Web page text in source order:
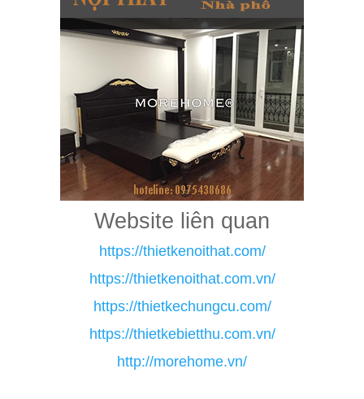
Website liên quan
https://thietkenoithat.com/
https://thietkenoithat.com.vn/
https://thietkechungcu.com/
https://thietkebietthu.com.vn/
http://morehome.vn/